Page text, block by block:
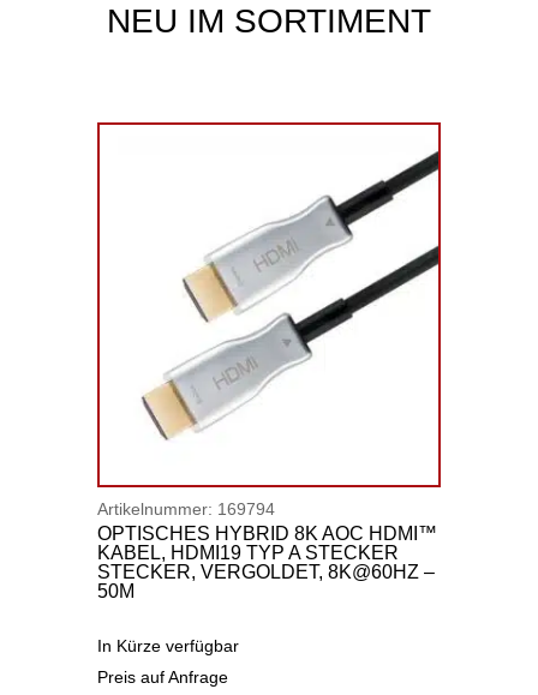
NEU IM SORTIMENT
Artikelnummer: 169794
OPTISCHES HYBRID 8K AOC HDMI™
KABEL, HDMI19 TYP A STECKER
STECKER, VERGOLDET, 8K@60HZ –
50M
In Kürze verfügbar
Preis auf Anfrage